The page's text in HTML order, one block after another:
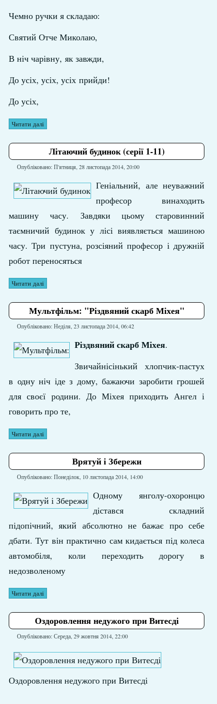
Чемно ручки я складаю:
Святий Отче Миколаю,
В ніч чарівну, як завжди,
До усіх, усіх, усіх прийди!
До усіх,
Читати далі
Літаючий будинок (серії 1-11)
Опубліковано: П'ятниця, 28 листопада 2014, 20:00
Геніальний, але неуважний
професор винаходить
машину часу. Завдяки цьому старовинний
таємничий будинок у лісі виявляється машиною
часу. Три пустуна, розсіяний професор і дружній
робот переносяться
Читати далі
Мультфільм: "Різдвяний скарб Міхея"
Опубліковано: Неділя, 23 листопада 2014, 06:42
Різдвяний скарб Міхея.
Звичайнісінький хлопчик-пастух
в одну ніч іде з дому, бажаючи заробити грошей
для своєї родини. До Міхея приходить Ангел і
говорить про те,
Читати далі
Врятуй і Збережи
Опубліковано: Понеділок, 10 листопада 2014, 14:00
Одному янголу-охоронцю
дістався складний
підопічний, який абсолютно не бажає про себе
дбати. Тут він практично сам кидається під колеса
автомобіля, коли переходить дорогу в
недозволеному
Читати далі
Оздоровлення недужого при Витесді
Опубліковано: Середа, 29 жовтня 2014, 22:00
Оздоровлення недужого при Витесді